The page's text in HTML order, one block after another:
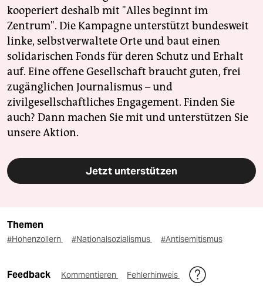
kooperiert deshalb mit "Alles beginnt im
Zentrum". Die Kampagne unterstützt bundesweit
linke, selbstverwaltete Orte und baut einen
solidarischen Fonds für deren Schutz und Erhalt
auf. Eine offene Gesellschaft braucht guten, frei
zugänglichen Journalismus – und
zivilgesellschaftliches Engagement. Finden Sie
auch? Dann machen Sie mit und unterstützen Sie
unsere Aktion.
Jetzt unterstützen
Themen
#Hohenzollern #Nationalsozialismus #Antisemitismus
Feedback Kommentieren Fehlerhinweis